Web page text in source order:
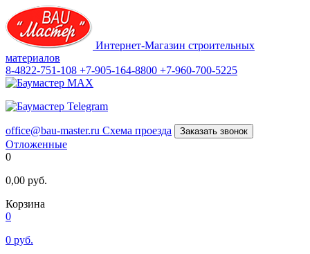
Интернет-Магазин строительных
материалов
8-4822-751-108 +7-905-164-8800 +7-960-700-5225
office@bau-master.ru Схема проезда Заказать звонок
Отложенные
0
0,00 руб.
Корзина
0
0 руб.